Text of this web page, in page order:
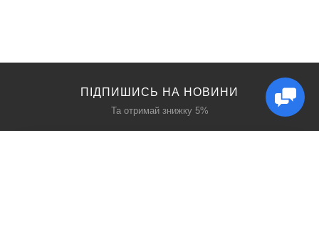
ПІДПИШИСЬ НА НОВИНИ
Та отримай знижку 5%